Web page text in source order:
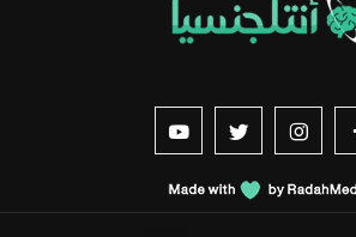
Suivez-nous sur Facebook
nous sur Instagram
nous sur Twitter